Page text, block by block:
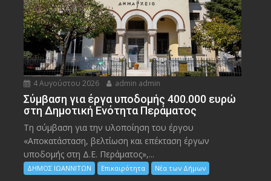
4 Αυγούστου 2026 admin admin
Σύμβαση για έργα υποδομής 400.000 ευρώ
στη Δημοτική Ενότητα Περάματος
Τη σύμβαση για την υλοποίηση του έργου
«Αποκατάσταση, βελτίωση και επέκταση έργων
υποδομής στη Δ.Ε. Περάματος»,...
ΔΗΜΟΣ ΙΩΑΝΝΙΤΩΝ Επικαιρότητα Νέα των Δήμων